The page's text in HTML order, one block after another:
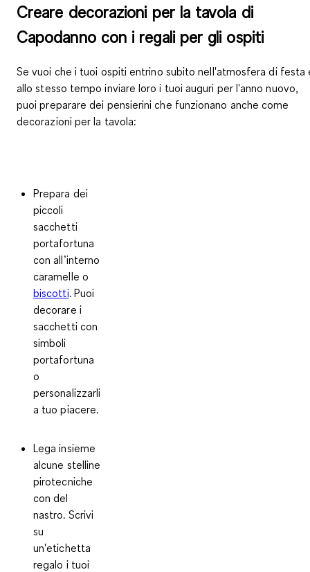
Creare decorazioni per la tavola di
Capodanno con i regali per gli ospiti
Se vuoi che i tuoi ospiti entrino subito nell'atmosfera di festa
allo stesso tempo inviare loro i tuoi auguri per l'anno nuovo,
puoi preparare dei pensierini che funzionano anche come
decorazioni per la tavola:
Prepara dei
piccoli
sacchetti
portafortuna
con all’interno
caramelle o
biscotti. Puoi
decorare i
sacchetti con
simboli
portafortuna
o
personalizzarli
a tuo piacere.
Lega insieme
alcune stelline
pirotecniche
con del
nastro. Scrivi
su
un'etichetta
regalo i tuoi